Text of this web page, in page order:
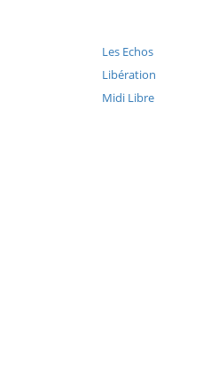
Les Echos
Libération
Midi Libre